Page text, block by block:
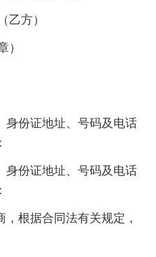
乙方）
）
身份证地址、号码及电话
身份证地址、号码及电话
根据合同法有关规定，